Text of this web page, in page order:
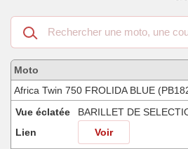
Recherche
dans
les
motos
compatibles
Moto
Africa Twin 750 FROLIDA BLUE
Vue éclatée
BARILLET DE
Lien
Voir